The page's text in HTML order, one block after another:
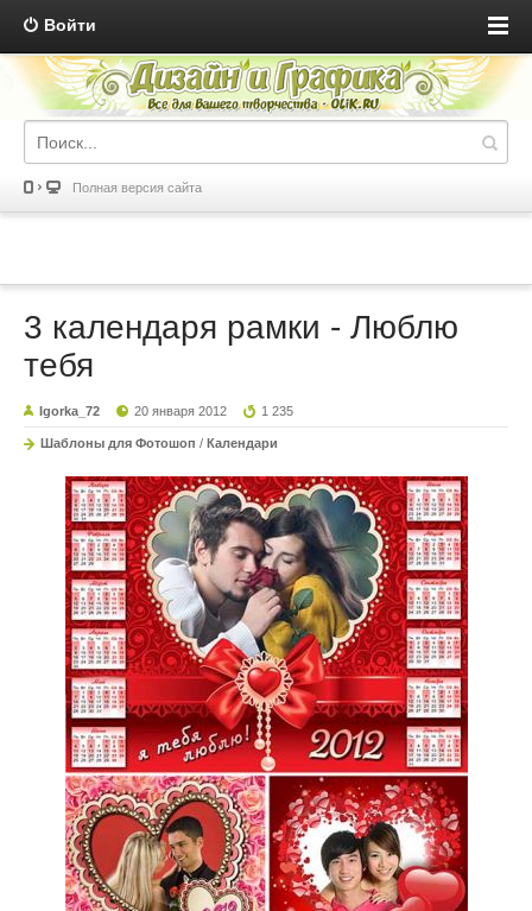
Войти
Полная версия сайта
3 календаря рамки - Люблю
тебя
Igorka_72 20 января 2012 1 235
Шаблоны для Фотошоп / Календари